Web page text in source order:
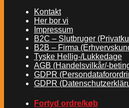
Kontakt
Her bor vi
Impressum
B2C – Slutbruger
B2B – Firma
Tyske Hellig-/Lukkedage
AGB (Handelsvilkår/-
GDPR
GDPR
Fortyd ordre/køb